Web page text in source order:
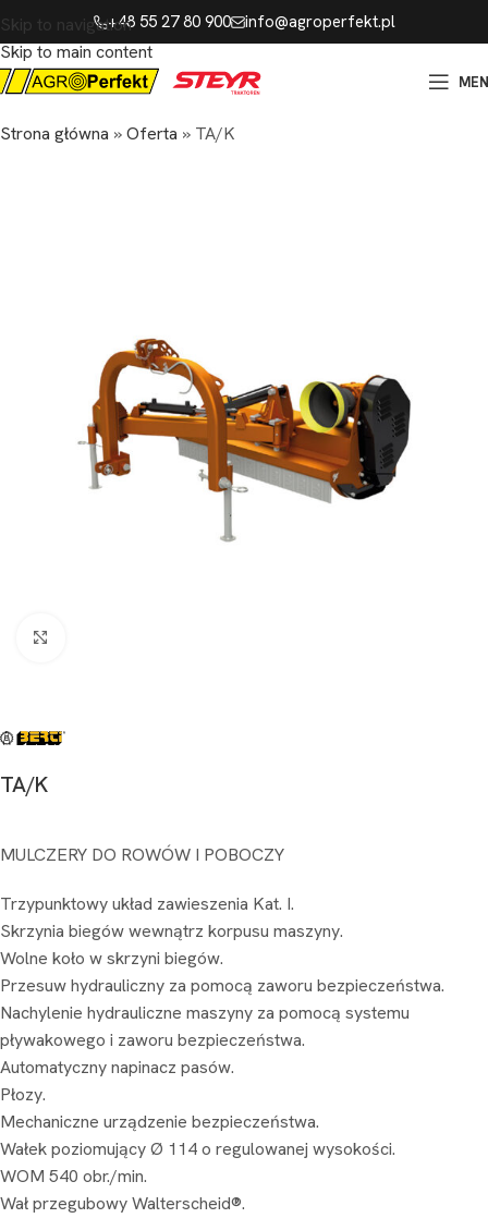
Skip to navigation
Skip to main content
+48 55 27 80 900 info@agroperfekt.pl
Strona główna »Oferta » TA/K
TA/K
MULCZERY DO ROWÓW I POBOCZY
Trzypunktowy układ zawieszenia Kat. I.
Skrzynia biegów wewnątrz korpusu maszyny.
Wolne koło w skrzyni biegów.
Przesuw hydrauliczny za pomocą zaworu bezpieczeństwa.
Nachylenie hydrauliczne maszyny za pomocą systemu
pływakowego i zaworu bezpieczeństwa.
Automatyczny napinacz pasów.
Płozy.
Mechaniczne urządzenie bezpieczeństwa.
Wałek poziomujący Ø 114 o regulowanej wysokości.
WOM 540 obr./min.
Wał przegubowy Walterscheid®.